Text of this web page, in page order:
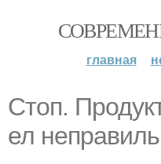
главная
Стоп.
ел